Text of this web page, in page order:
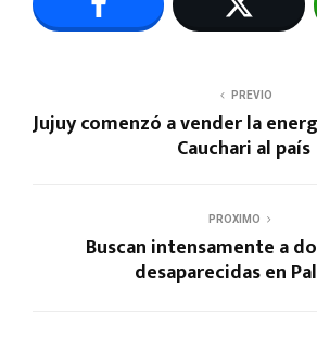
PREVIO
Jujuy comenzó a vender la
Cauchari al país
PROXIMO
Buscan intensamente a
desaparecidas en